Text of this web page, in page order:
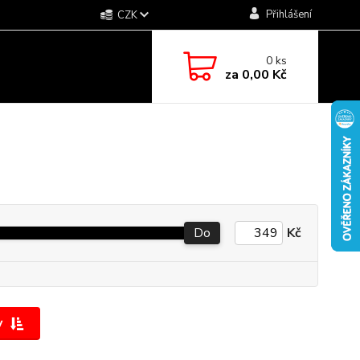
CZK Přihlášení
0ks
za 0,00 Kč
Do Kč